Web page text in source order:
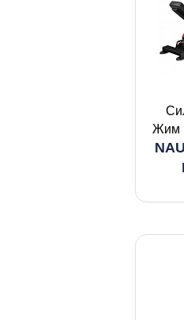
Жим